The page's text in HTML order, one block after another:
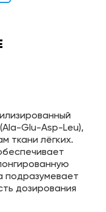
Glu-Asp-Leu),
ткани лёгких.
подразумевает
дозирования